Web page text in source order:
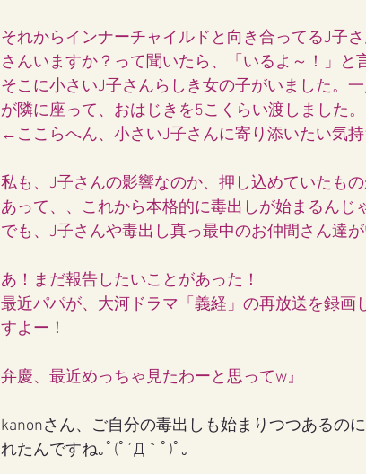
それからインナーチャイルドと向き合ってるJ子
さんいますか？って聞いたら、「いるよ～！」と
そこに小さいJ子さんらしき女の子がいました。
が隣に座って、おはじきを5こくらい渡しました。
←ここらへん、小さいJ子さんに寄り添いたい気
私も、J子さんの影響なのか、押し込めていたも
あって、、これから本格的に毒出しが始まるんじ
でも、J子さんや毒出し真っ最中のお仲間さん達
あ！まだ報告したいことがあった！
最近パパが、大河ドラマ「義経」の再放送を録
すよー！
弁慶、最近めっちゃ見たわーと思ってw』
kanonさん、ご自分の毒出しも始まりつつあるの
れたんですね｡ﾟ(ﾟ´Д｀ﾟ)ﾟ｡